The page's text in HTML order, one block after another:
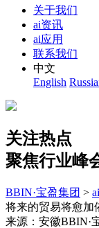
关于我们
ai资讯
ai应用
联系我们
中文
English
关注热点
聚焦行业峰
BBIN·宝盈集团 >
将来的贸易将愈加
来源：安徽BBIN·